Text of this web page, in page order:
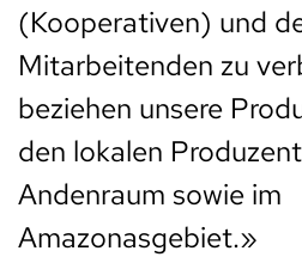
(Kooperativen) und
Mitarbeitenden zu
beziehen unsere
den lokalen
Andenraum sowie im
Amazonasgebiet.»